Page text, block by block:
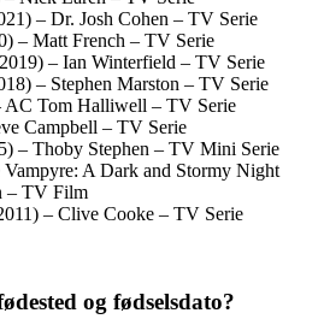
– Dr. Josh Cohen – TV Serie
– Matt French – TV Serie
– Ian Winterfield – TV Serie
– Stephen Marston – TV Serie
AC Tom Halliwell – TV Serie
Campbell – TV Serie
– Thoby Stephen – TV Mini Serie
Vampyre: A Dark and Stormy Night
– TV Film
– Clive Cooke – TV Serie
og fødselsdato?